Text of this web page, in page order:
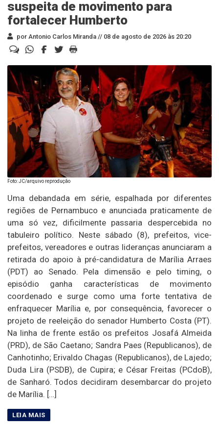
suspeita de movimento para
fortalecer Humberto
por Antonio Carlos Miranda // 08 de agosto de 2026 às 20:20
Foto: JC/arquivo reprodução
Uma debandada em série, espalhada por diferentes
regiões de Pernambuco e anunciada praticamente de
uma só vez, dificilmente passaria despercebida no
tabuleiro político. Neste sábado (8), prefeitos, vice-
prefeitos, vereadores e outras lideranças anunciaram a
retirada do apoio à pré-candidatura de Marília Arraes
(PDT) ao Senado. Pela dimensão e pelo timing, o
episódio ganha características de movimento
coordenado e surge como uma forte tentativa de
enfraquecer Marília e, por consequência, favorecer o
projeto de reeleição do senador Humberto Costa (PT).
Na linha de frente estão os prefeitos Josafá Almeida
(PRD), de São Caetano; Sandra Paes (Republicanos), de
Canhotinho; Erivaldo Chagas (Republicanos), de Lajedo;
Duda Lira (PSDB), de Cupira; e César Freitas (PCdoB),
de Sanharó. Todos decidiram desembarcar do projeto
de Marília. […]